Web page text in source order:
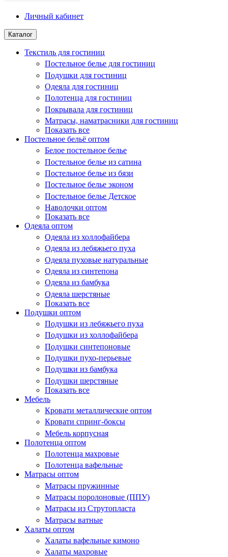
Личный кабинет
Каталог
Текстиль для гостиниц
Постельное белье для гостиниц
Подушки для гостиниц
Одеяла для гостиниц
Полотенца для гостиниц
Покрывала для гостиниц
Матрасы, наматрасники для гостиниц
Показать все
Постельное бельё оптом
Белое постельное белье
Постельное белье из сатина
Постельное белье из бязи
Постельное белье эконом
Постельное белье Детское
Наволочки оптом
Показать все
Одеяла оптом
Одеяла из холлофайбера
Одеяла из лебяжьего пуха
Одеяла пуховые натуральные
Одеяла из синтепона
Одеяла из бамбука
Одеяла шерстяные
Показать все
Подушки оптом
Подушки из лебяжьего пуха
Подушки из холлофайбера
Подушки синтепоновые
Подушки пухо-перьевые
Подушки из бамбука
Подушки шерстяные
Показать все
Мебель
Кровати металлические оптом
Кровати спринг-боксы
Мебель корпусная
Полотенца оптом
Полотенца махровые
Полотенца вафельные
Матрасы оптом
Матрасы пружинные
Матрасы поролоновые (ППУ)
Матрасы из Струтопласта
Матрасы ватные
Халаты оптом
Халаты вафельные кимоно
Халаты махровые